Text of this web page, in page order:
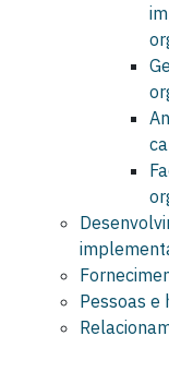
Pessoas e